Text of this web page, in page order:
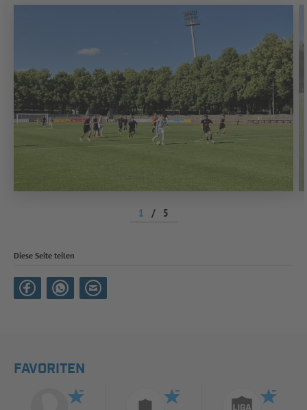
1 / 5
Diese Seite teilen
FAVORITEN